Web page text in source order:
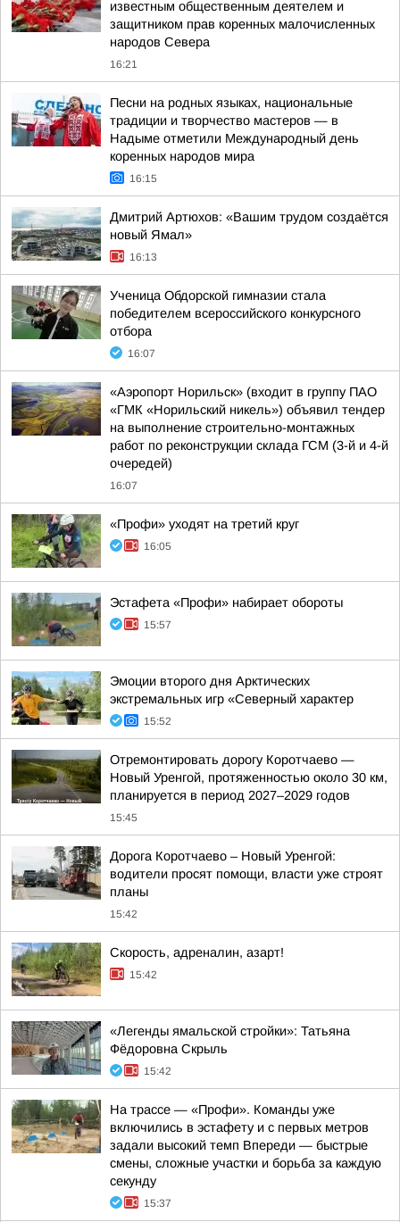
известным общественным деятелем и
защитником прав коренных малочисленных
народов Севера
16:21
Песни на родных языках, национальные
традиции и творчество мастеров — в
Надыме отметили Международный день
коренных народов мира
16:15
Дмитрий Артюхов: «Вашим трудом создаётся
новый Ямал»
16:13
Ученица Обдорской гимназии стала
победителем всероссийского конкурсного
отбора
16:07
«Аэропорт Норильск» (входит в группу ПАО
«ГМК «Норильский никель») объявил тендер
на выполнение строительно-монтажных
работ по реконструкции склада ГСМ (3-й и 4-й
очередей)
16:07
«Профи» уходят на третий круг
16:05
Эстафета «Профи» набирает обороты
15:57
Эмоции второго дня Арктических
экстремальных игр «Северный характер
15:52
Отремонтировать дорогу Коротчаево —
Новый Уренгой, протяженностью около 30 км,
планируется в период 2027–2029 годов
15:45
Дорога Коротчаево – Новый Уренгой:
водители просят помощи, власти уже строят
планы
15:42
Скорость, адреналин, азарт!
15:42
«Легенды ямальской стройки»: Татьяна
Фёдоровна Скрыль
15:42
На трассе — «Профи». Команды уже
включились в эстафету и с первых метров
задали высокий темп Впереди — быстрые
смены, сложные участки и борьба за каждую
секунду
15:37